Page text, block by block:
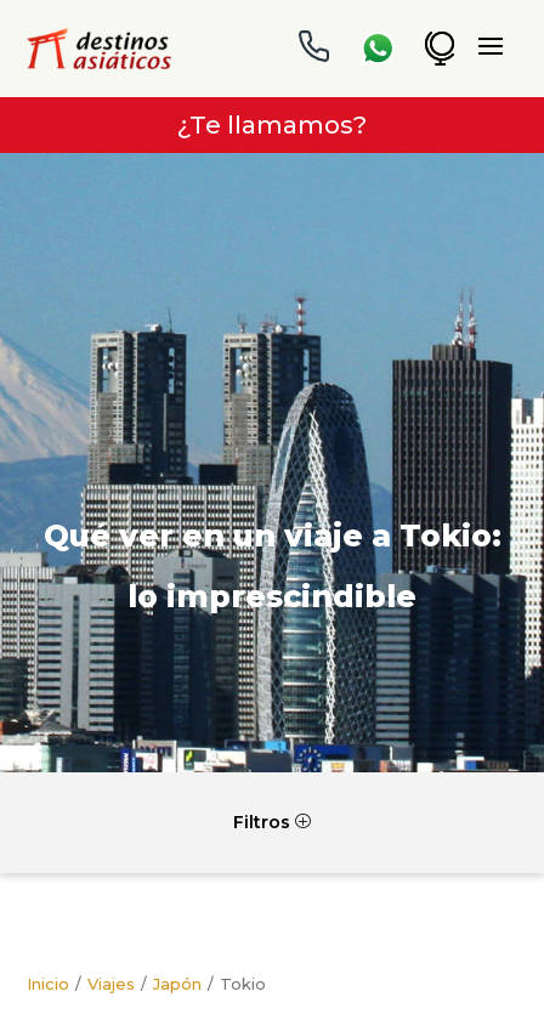
¿Te llamamos?
Qué ver en un viaje a Tokio:
lo imprescindible
Filtros P
Inicio Viajes Japón Tokio